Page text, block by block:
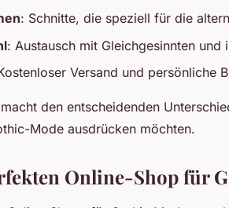
: Schnitte, die speziell für die
: Austausch mit Gleichgesinnten
Versand und persönliche
den entscheidenden
Mode ausdrücken möchten.
Online-Shop für